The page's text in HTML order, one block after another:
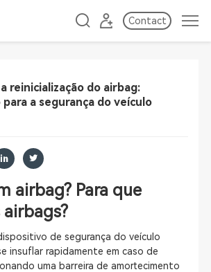
Contact
reinicialização do airbag:
a segurança do veículo
airbag? Para que
de segurança do veículo
insuflar rapidamente em caso de
uma barreira de amortecimento